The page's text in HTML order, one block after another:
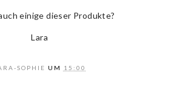
einige dieser Produkte?
Lara
SOPHIE UM 15:00